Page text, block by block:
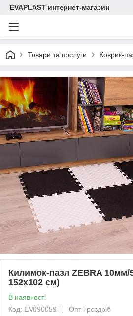
EVAPLAST интернет-магазин
Товари та послуги Коврик-
Килимок-пазл ZEBRA 10мм/
152х102 см)
В наявності
Код: EV090059
Опт і роздріб